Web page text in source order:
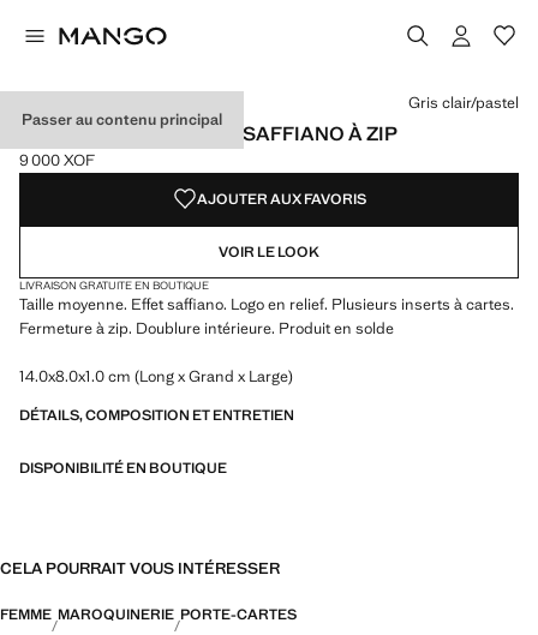
Passer au contenu principal
PORTE-CARTES EFFET SAFFIANO À ZIP
Prix actuel [9 000 XOF ]
9 000 XOF
Choisissez une couleur
Couleur Noir
Couleur Bordeaux
Couleur Kaki
Gris clair/pastel
AJOUTER AUX FAVORIS
VOIR LE LOOK
LIVRAISON GRATUITE EN BOUTIQUE
Taille moyenne. Effet saffiano. Logo en relief. Plusieurs inserts à cartes.
Fermeture à zip. Doublure intérieure. Produit en solde
14.0x8.0x1.0 cm (Long x Grand x Large)
DÉTAILS, COMPOSITION ET ENTRETIEN
DISPONIBILITÉ EN BOUTIQUE
CELA POURRAIT VOUS INTÉRESSER
FEMME MAROQUINERIE PORTE-CARTES